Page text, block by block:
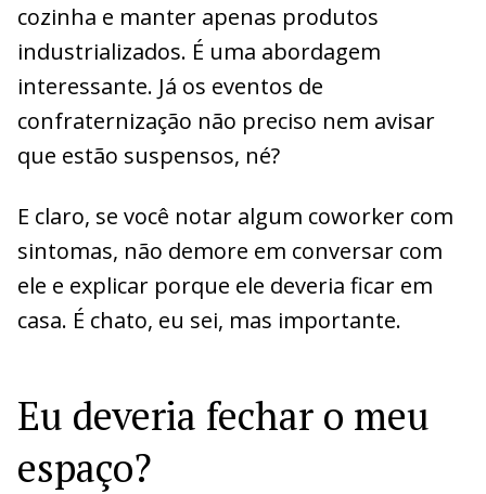
cozinha e manter apenas produtos
industrializados. É uma abordagem
interessante. Já os eventos de
confraternização não preciso nem avisar
que estão suspensos, né?
E claro, se você notar algum coworker com
sintomas, não demore em conversar com
ele e explicar porque ele deveria ficar em
casa. É chato, eu sei, mas importante.
Eu deveria fechar o meu
espaço?